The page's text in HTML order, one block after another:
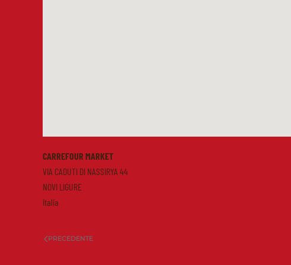
CARREFOUR MARKET
VIA CADUTI DI NASSIRYA 44
NOVI LIGURE
Italia
PRECEDENTE